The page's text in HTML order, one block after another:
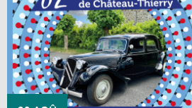
la Libération de Château-Thierry en 1944.